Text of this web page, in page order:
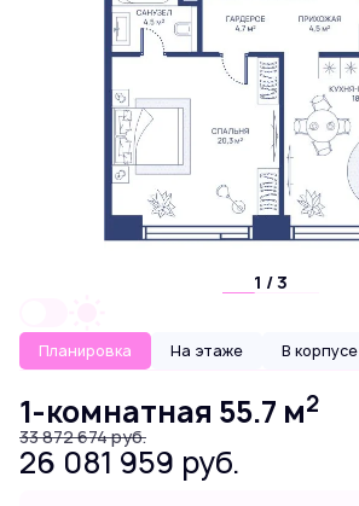
1 / 3
Планировка На этаже В корпусе
1-комнатная 55.7 м2
33 872 674 руб.
26 081 959 руб.